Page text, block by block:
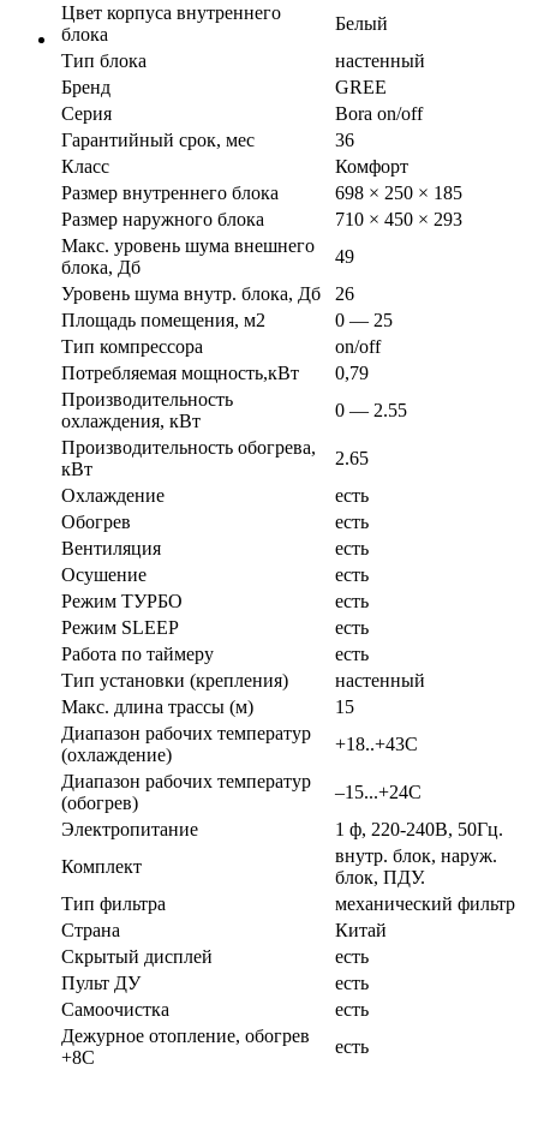
Цвет корпуса внутреннего
блока
Белый
Тип блока
настенный
Бренд
GREE
Серия
Bora on/off
Гарантийный срок, мес
36
Класс
Комфорт
Размер внутреннего блока
698 × 250 × 185
Размер наружного блока
710 × 450 × 293
Макс. уровень шума внешнего
блока, Дб
49
Уровень шума внутр. блока, Дб
26
Площадь помещения, м2
0 — 25
Тип компрессора
on/off
Потребляемая мощность,кВт
0,79
Производительность
охлаждения, кВт
0 — 2.55
Производительность обогрева,
кВт
2.65
Охлаждение
есть
Обогрев
есть
Вентиляция
есть
Осушение
есть
Режим ТУРБО
есть
Режим SLEEP
есть
Работа по таймеру
есть
Тип установки (крепления)
настенный
Макс. длина трассы (м)
15
Диапазон рабочих температур
(охлаждение)
+18..+43С
Диапазон рабочих температур
(обогрев)
–15...+24С
Электропитание
1 ф, 220-240В, 50Гц.
Комплект
внутр. блок, наруж.
блок, ПДУ.
Тип фильтра
механический фильтр
Страна
Китай
Скрытый дисплей
есть
Пульт ДУ
есть
Самоочистка
есть
Дежурное отопление, обогрев
+8С
есть